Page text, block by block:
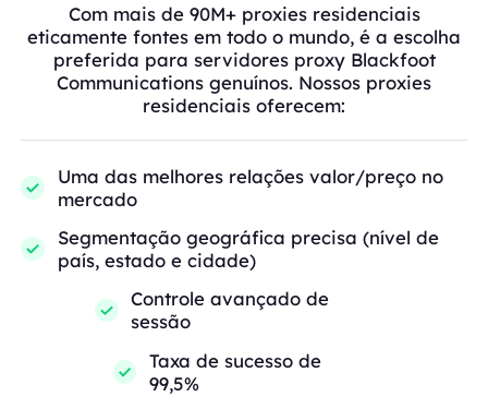
Com mais de 90M+ proxies residenciais
eticamente fontes em todo o mundo, é a escolha
preferida para servidores proxy Blackfoot
Communications genuínos. Nossos proxies
residenciais oferecem:
Uma das melhores relações valor/preço no
mercado
Segmentação geográfica precisa (nível de
país, estado e cidade)
Controle avançado de
sessão
Taxa de sucesso de
99,5%